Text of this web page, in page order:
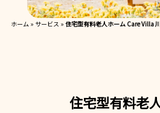
ホーム» サービス » 住宅型有料老人ホーム Care Villa
住宅型有料老